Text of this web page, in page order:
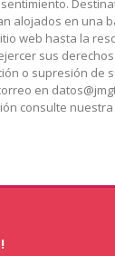
alojados en una
web hasta la
sus
o supresión de
en
consulte nuestra